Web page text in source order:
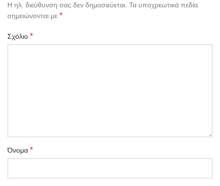
Η ηλ. διεύθυνση σας δεν δημοσιεύεται. Τα υποχρεωτικά πεδία
σημειώνονται με *
Σχόλιο *
Όνομα *